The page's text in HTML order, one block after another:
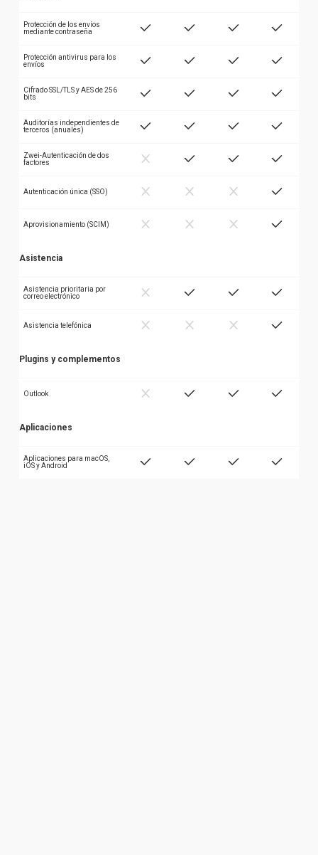
Protección de los envíos
mediante contraseña
Protección antivirus para los
envíos
Cifrado SSL/TLS y AES de 256
bits
Auditorías independientes de
terceros (anuales)
Zwei-Autenticación de dos
factores
Autenticación única (SSO)
Aprovisionamiento (SCIM)
Asistencia
Asistencia prioritaria por
correo electrónico
Asistencia telefónica
Plugins y complementos
Outlook
Aplicaciones
Aplicaciones para macOS,
iOS y Android